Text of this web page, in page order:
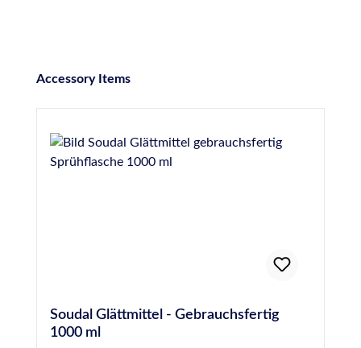
Produktgalerie überspringen
Accessory Items
Soudal Glättmittel - Gebrauchsfertig
1000 ml